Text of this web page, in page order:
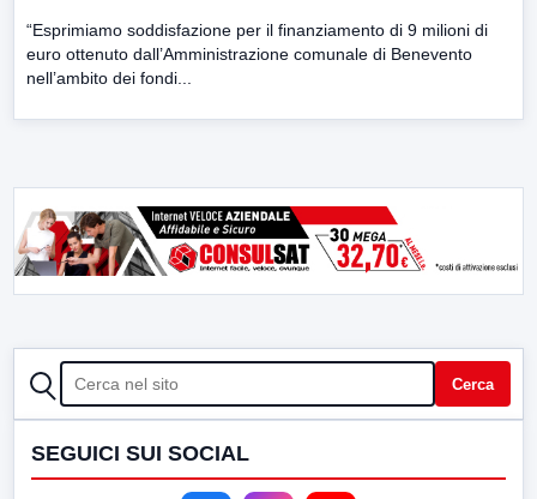
“Esprimiamo soddisfazione per il finanziamento di 9 milioni di
euro ottenuto dall’Amministrazione comunale di Benevento
nell’ambito dei fondi...
CERCA Cerca
SEGUICI SUI SOCIAL